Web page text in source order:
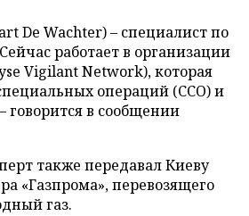
De Wachter) – специалист по
работает в организации
Vigilant Network), которая
операций (ССО) и
говорится в сообщении
также передавал Киеву
«Газпрома», перевозящего
газ.